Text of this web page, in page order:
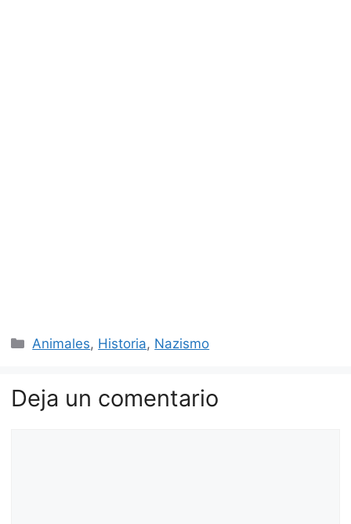
Categorías
Animales, Historia, Nazismo
Deja un comentario